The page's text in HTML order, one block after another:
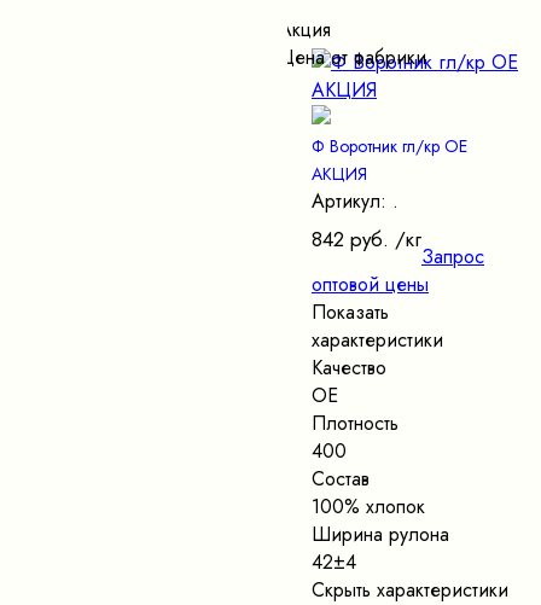
Акция
Цена от фабрики
Ф Воротник гл/кр ОЕ
АКЦИЯ
Артикул: .
842 руб. /кг
Запрос
оптовой цены
Показать
характеристики
Качество
ОЕ
Плотность
400
Состав
100% хлопок
Ширина рулона
42±4
Скрыть характеристики